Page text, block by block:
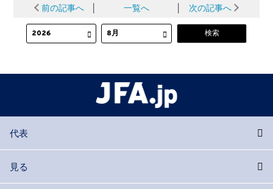
前の記事へ │ 一覧へ │ 次の記事へ
代表
見る